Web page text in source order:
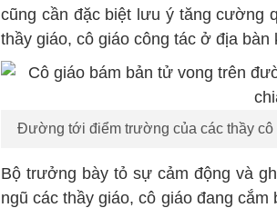
cũng cần đặc biệt lưu ý tăng cường
thầy giáo, cô giáo công tác ở địa bàn
Đường tới điểm trường của các thầy cô
Bộ trưởng bày tỏ sự cảm động và
ngũ các thầy giáo, cô giáo đang